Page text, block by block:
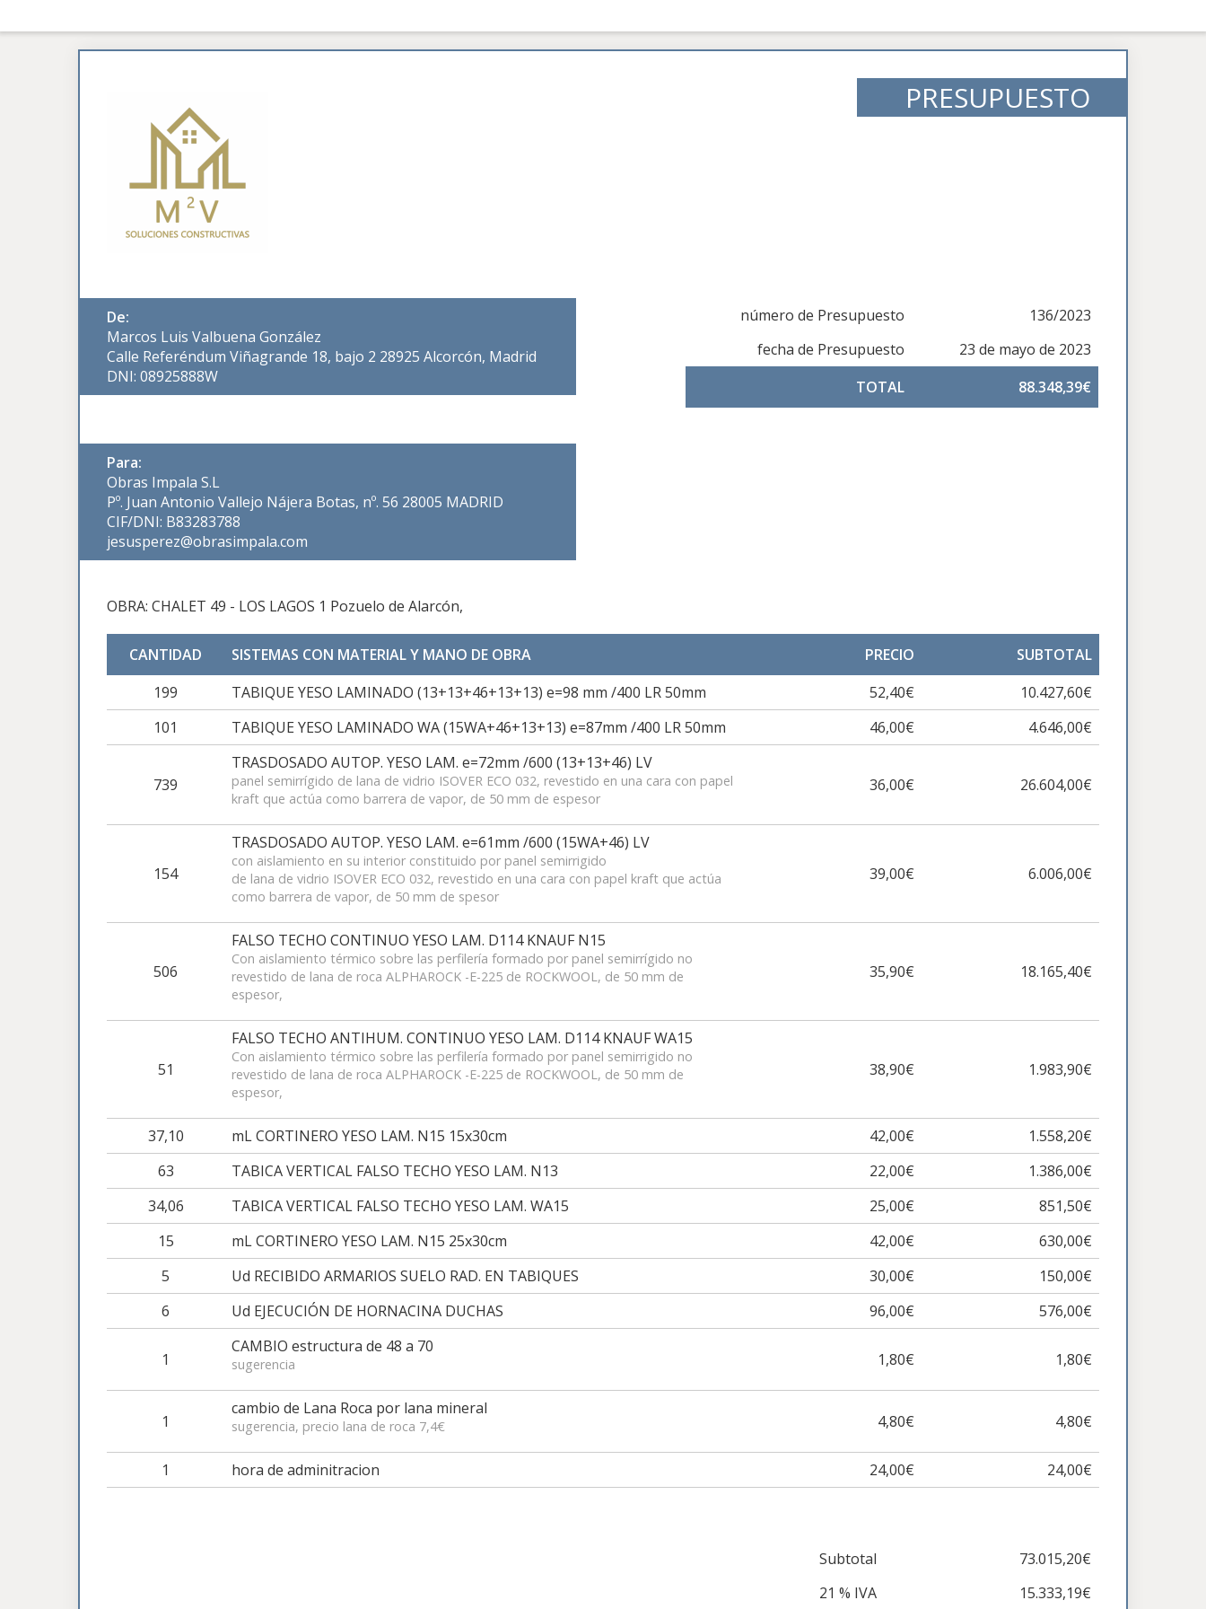
PRESUPUESTO
De:
Marcos Luis Valbuena González
Calle Referéndum Viñagrande 18, bajo 2 28925 Alcorcón, Madrid
DNI: 08925888W
número de Presupuesto
136/2023
fecha de Presupuesto
23 de mayo de 2023
TOTAL
88.348,39€
Para:
Obras Impala S.L
Pº. Juan Antonio Vallejo Nájera Botas, nº. 56 28005 MADRID
CIF/DNI: B83283788
jesusperez@obrasimpala.com
OBRA: CHALET 49 - LOS LAGOS 1 Pozuelo de Alarcón,
CANTIDAD SISTEMAS CON MATERIAL Y MANO DE OBRA PRECIO
SUBTOTAL
199
TABIQUE YESO LAMINADO (13+13+46+13+13) e=98 mm /400 LR 50mm 52,40€
10.427,60€
101
TABIQUE YESO LAMINADO WA (15WA+46+13+13) e=87mm /400 LR 50mm 46,00€ 4.646,00€
739
TRASDOSADO AUTOP. YESO LAM. e=72mm /600 (13+13+46) LV
panel semirrígido de lana de vidrio ISOVER ECO 032, revestido en una cara con papel
kraft que actúa como barrera de vapor, de 50 mm de espesor
36,00€ 26.604,00€
154
TRASDOSADO AUTOP. YESO LAM. e=61mm /600 (15WA+46) LV
con aislamiento en su interior constituido por panel semirrigido
de lana de vidrio ISOVER ECO 032, revestido en una cara con papel kraft que actúa
como barrera de vapor, de 50 mm de spesor
39,00€ 6.006,00€
506
FALSO TECHO CONTINUO YESO LAM. D114 KNAUF N15
Con aislamiento térmico sobre las perfilería formado por panel semirrígido no
revestido de lana de roca ALPHAROCK -E-225 de ROCKWOOL, de 50 mm de
espesor,
35,90€ 18.165,40€
51
FALSO TECHO ANTIHUM. CONTINUO YESO LAM. D114 KNAUF WA15
Con aislamiento térmico sobre las perfilería formado por panel semirrigido no
revestido de lana de roca ALPHAROCK -E-225 de ROCKWOOL, de 50 mm de
espesor,
38,90€ 1.983,90€
37,10 mL CORTINERO YESO LAM. N15 15x30cm 42,00€
1.558,20€
63
TABICA VERTICAL FALSO TECHO YESO LAM. N13 22,00€
1.386,00€
34,06
TABICA VERTICAL FALSO TECHO YESO LAM. WA15 25,00€
851,50€
15
mL CORTINERO YESO LAM. N15 25x30cm 42,00€
630,00€
5
Ud RECIBIDO ARMARIOS SUELO RAD. EN TABIQUES 30,00€
150,00€
6
Ud EJECUCIÓN DE HORNACINA DUCHAS 96,00€ 576,00€
1
CAMBIO estructura de 48 a 70
sugerencia 1,80€ 1,80€
1
cambio de Lana Roca por lana mineral
sugerencia, precio lana de roca 7,4€ 4,80€ 4,80€
1 hora de adminitracion 24,00€ 24,00€
Subtotal
73.015,20€
21 % IVA
15.333,19€